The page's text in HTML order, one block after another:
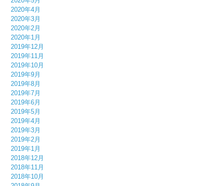
2020年4月
2020年3月
2020年2月
2020年1月
2019年12月
2019年11月
2019年10月
2019年9月
2019年8月
2019年7月
2019年6月
2019年5月
2019年4月
2019年3月
2019年2月
2019年1月
2018年12月
2018年11月
2018年10月